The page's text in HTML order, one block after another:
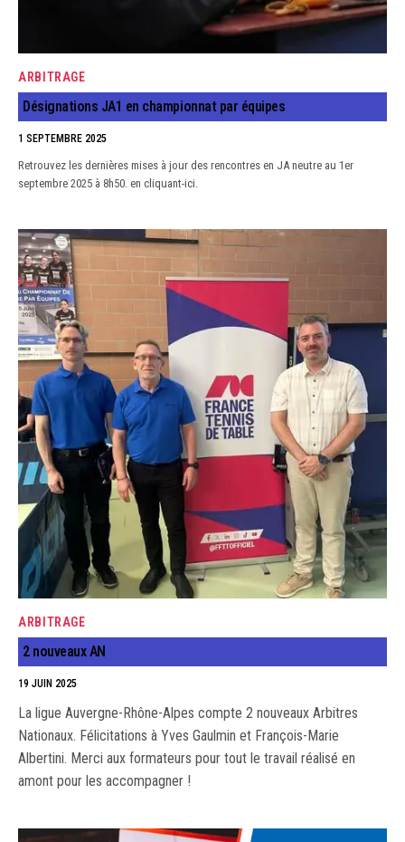
ARBITRAGE
Désignations JA1 en championnat par équipes
1 SEPTEMBRE 2025
Retrouvez les dernières mises à jour des rencontres en JA neutre au 1er
septembre 2025 à 8h50. en cliquant-ici.
ARBITRAGE
2 nouveaux AN
19 JUIN 2025
La ligue Auvergne-Rhône-Alpes compte 2 nouveaux Arbitres
Nationaux. Félicitations à Yves Gaulmin et François-Marie
Albertini. Merci aux formateurs pour tout le travail réalisé en
amont pour les accompagner !